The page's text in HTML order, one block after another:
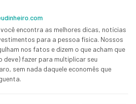
você encontra as melhores dicas, notícias
para a pessoa física. Nossos
nos fatos e dizem o que acham que
deve) fazer para multiplicar seu
sem nada daquele economês que